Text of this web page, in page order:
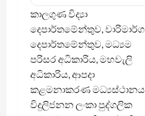
කාලගුණ විද්‍යා
දෙපාර්තමේන්තුව, වාරිමාර්ග
දෙපාර්තමේන්තුව, මධ්‍යම
පරිසර අධිකාරිය, මහවැලි
අධිකාරිය, ආපදා
කළමනාකරණ මධ්‍යස්ථානය,
විදුලිජනන ලංකා පුද්ගලික